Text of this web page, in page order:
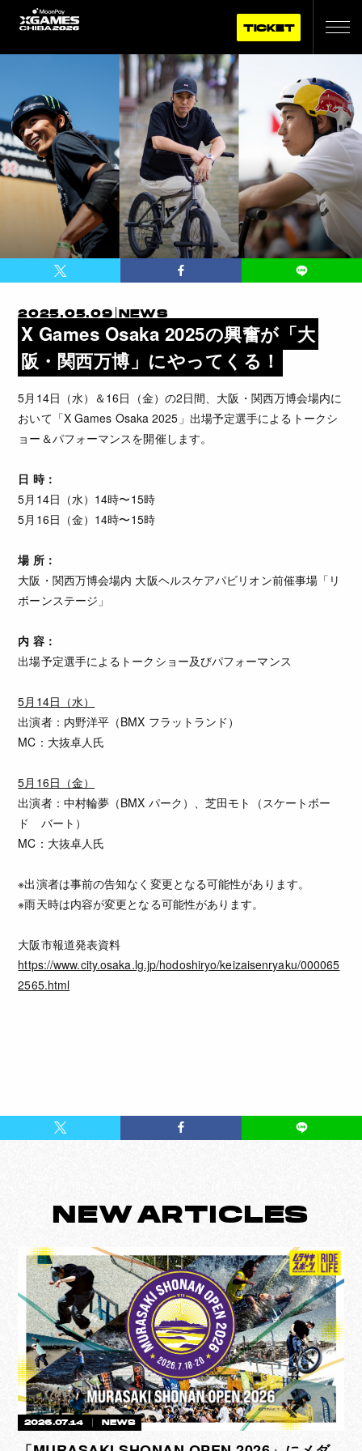
TICKET
2025.05.09 NEWS
X Games Osaka 2025の興奮が「大
阪・関西万博」にやってくる！
5月14日（水）＆16日（金）の2日間、大阪・関西万博会場内に
おいて「X Games Osaka 2025」出場予定選手によるトークシ
ョー＆パフォーマンスを開催します。
日 時：
5月14日（水）14時〜15時
5月16日（金）14時〜15時
場 所：
大阪・関西万博会場内 大阪ヘルスケアパビリオン前催事場「リ
ボーンステージ」
内 容：
出場予定選手によるトークショー及びパフォーマンス
5月14日（水）
出演者：内野洋平（BMX フラットランド）
MC：大抜卓人氏
5月16日（金）
出演者：中村輪夢（BMX パーク）、芝田モト（スケートボー
ド バート）
MC：大抜卓人氏
※出演者は事前の告知なく変更となる可能性があります。
※雨天時は内容が変更となる可能性があります。
大阪市報道発表資料
https://www.city.osaka.lg.jp/hodoshiryo/keizaisenryaku/000065
2565.html
NEWARTICLES
2026.07.14 NEWS